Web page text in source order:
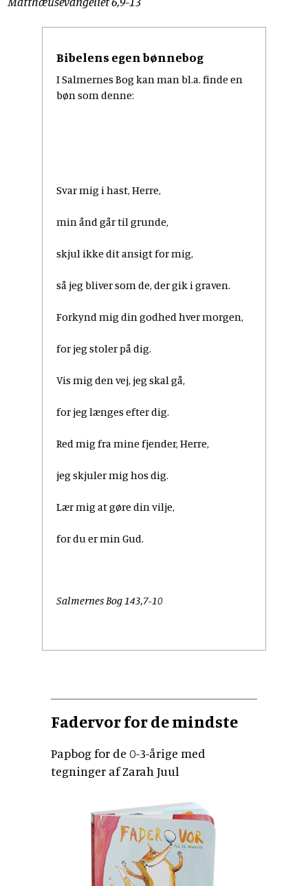
Bibelens egen bønnebog
I Salmernes Bog kan man bl.a. finde en
bøn som denne:
Svar mig i hast, Herre,
min ånd går til grunde,
skjul ikke dit ansigt for mig,
så jeg bliver som de, der gik i graven.
Forkynd mig din godhed hver morgen,
for jeg stoler på dig.
Vis mig den vej, jeg skal gå,
for jeg længes efter dig.
Red mig fra mine fjender, Herre,
jeg skjuler mig hos dig.
Lær mig at gøre din vilje,
for du er min Gud.
Salmernes Bog 143,7-10
Fadervor for de mindste
Papbog for de 0-3-årige med
tegninger af Zarah Juul